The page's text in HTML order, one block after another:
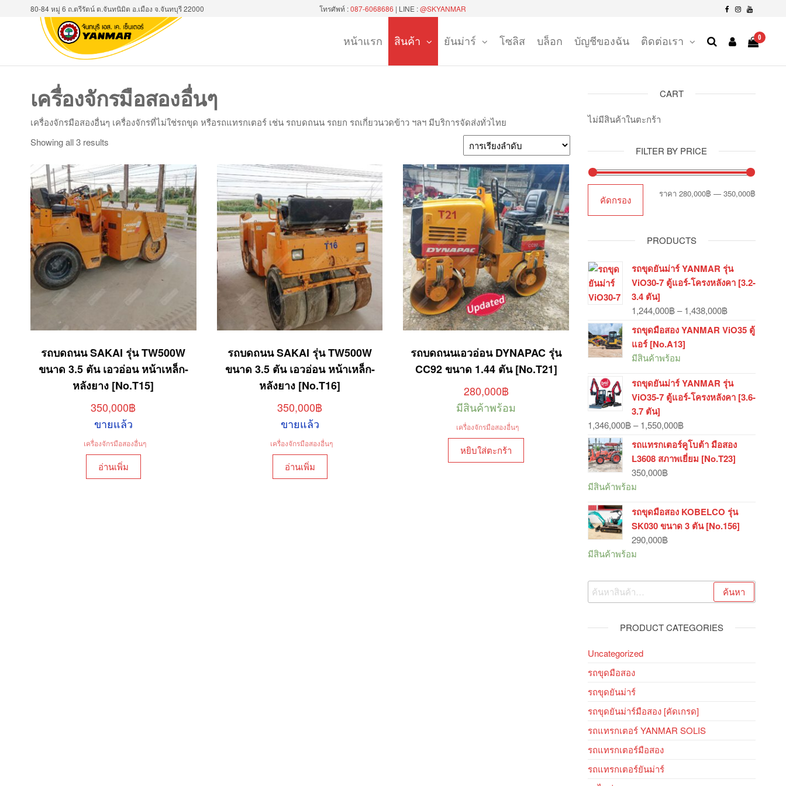
80-84 หมู่ 6 ถ.ตรีรัตน์ ต.จันทนิมิต อ.เมือง จ.จันทบุรี 22000 โทรศัพท์ :087-6068686 | LINE :@SKYANMAR
เอส.เค.เซ็นเตอร์
รถแทรก
เตอร์ยัน
ม่าร์
0
หน้าแรก สินค้า ยันม่าร์ โซลิส บล็อก บัญชีของฉัน ติดต่อเรา
เครื่องจักรมือสองอื่นๆ
เครื่องจักรมือสองอื่นๆ เครื่องจักรที่ไม่ใช่รถขุด หรือรถแทรกเตอร์ เช่น รถบดถนน รถยก รถเกี่ยวนวดข้าว ฯลฯ มีบริการจัดส่งทั่วไทย
Showing all 3 results
รถบดถนน SAKAI รุ่น TW500W
ขนาด 3.5 ตัน เอวอ่อน หน้าเหล็ก-
หลังยาง [No.T15]
350,000฿
ขายแล้ว
เครื่องจักรมือสองอื่นๆ
อ่านเพิ่ม
รถบดถนน SAKAI รุ่น TW500W
ขนาด 3.5 ตัน เอวอ่อน หน้าเหล็ก-
หลังยาง [No.T16]
350,000฿
ขายแล้ว
เครื่องจักรมือสองอื่นๆ
อ่านเพิ่ม
รถบดถนนเอวอ่อน DYNAPAC รุ่น
CC92 ขนาด 1.44 ตัน [No.T21]
280,000฿
มีสินค้าพร้อม
เครื่องจักรมือสองอื่นๆ
หยิบใส่ตะกร้า
CART
ไม่มีสินค้าในตะกร้า
FILTER BY PRICE
คัดกรอง
ราคา 280,000฿ — 350,000฿
PRODUCTS
รถขุดยันม่าร์ YANMAR รุ่น
ViO30-7 ตู้แอร์-โครงหลังคา [3.2-
3.4 ตัน]
1,244,000฿ – 1,438,000฿Price
1,244,000฿
รถขุดมือสอง YANMAR ViO35 ตู้
แอร์ [No.A13]
มีสินค้าพร้อม
รถขุดยันม่าร์ YANMAR รุ่น
ViO35-7 ตู้แอร์-โครงหลังคา [3.6-
3.7 ตัน]
1,346,000฿ – 1,550,000฿Price
range:
1,346,000฿
through
รถแทรกเตอร์คูโบต้า มือสอง
L3608 สภาพเยี่ยม [No.T23]
350,000฿
มีสินค้าพร้อม
รถขุดมือสอง KOBELCO รุ่น
SK030 ขนาด 3 ตัน [No.156]
290,000฿
มีสินค้าพร้อม
ค้นหา: ค้นหา
PRODUCT CATEGORIES
Uncategorized
รถขุดมือสอง
รถขุดยันม่าร์
รถขุดยันม่าร์มือสอง [คัดเกรด]
รถแทรกเตอร์ YANMAR SOLIS
รถแทรกเตอร์มือสอง
รถแทรกเตอร์ยันม่าร์